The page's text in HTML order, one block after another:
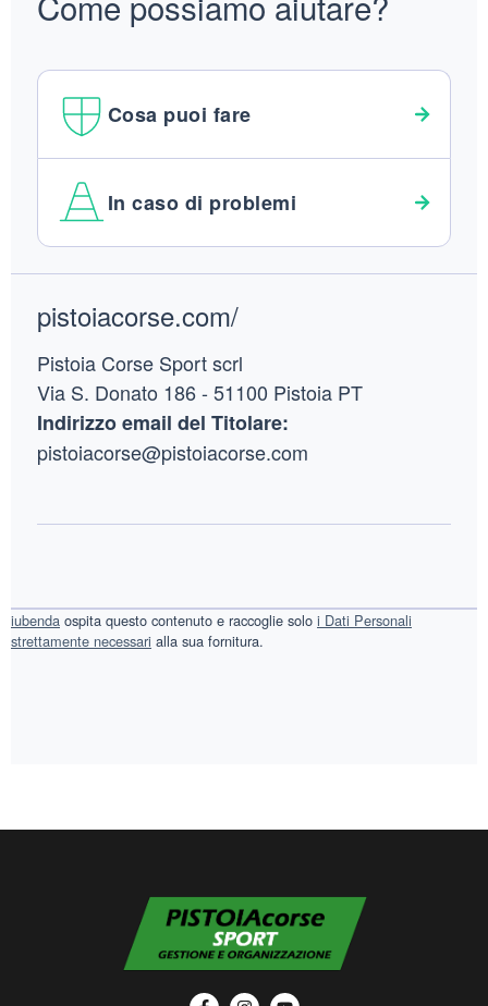
Cosa puoi fare
In caso di problemi
pistoiacorse.com/
Pistoia Corse Sport scrl
Via S. Donato 186 - 51100 Pistoia PT
Indirizzo email del Titolare:
pistoiacorse@pistoiacorse.com
iubenda ospita questo contenuto e raccoglie solo i Dati Personali
strettamente necessari alla sua fornitura.